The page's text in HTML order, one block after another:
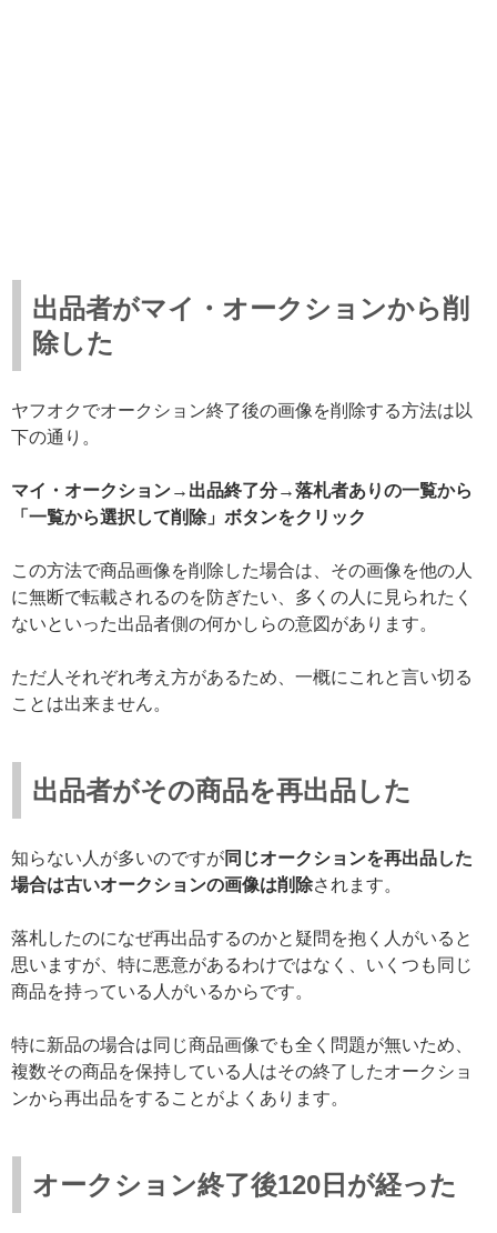
出品者がマイ・オークションから削
除した
ヤフオクでオークション終了後の画像を削除する方法は以
下の通り。
マイ・オークション→出品終了分→落札者ありの一覧から
「一覧から選択して削除」ボタンをクリック
この方法で商品画像を削除した場合は、その画像を他の人
に無断で転載されるのを防ぎたい、多くの人に見られたく
ないといった出品者側の何かしらの意図があります。
ただ人それぞれ考え方があるため、一概にこれと言い切る
ことは出来ません。
出品者がその商品を再出品した
知らない人が多いのですが同じオークションを再出品した
場合は古いオークションの画像は削除されます。
落札したのになぜ再出品するのかと疑問を抱く人がいると
思いますが、特に悪意があるわけではなく、いくつも同じ
商品を持っている人がいるからです。
特に新品の場合は同じ商品画像でも全く問題が無いため、
複数その商品を保持している人はその終了したオークショ
ンから再出品をすることがよくあります。
オークション終了後120日が経った